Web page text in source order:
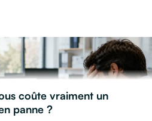
coûte vraiment un
panne ?